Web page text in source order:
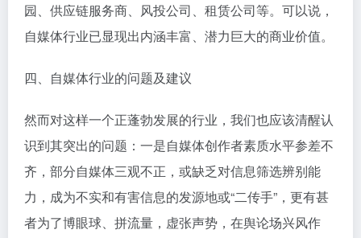
园、供应链服务商、风投公司、租赁公司等。可以说，
自媒体行业已显现出内涵丰富、潜力巨大的商业价值。
四、自媒体行业的问题及建议
然而对这样一个正蓬勃发展的行业，我们也应该清醒认
识到其突出的问题：一是自媒体创作者素质水平参差不
齐，部分自媒体三观不正，或缺乏对信息筛选辨别能
力，成为不实和有害信息的发源地或“二传手”，更有甚
者为了博眼球、拼流量，虚张声势，在舆论场兴风作